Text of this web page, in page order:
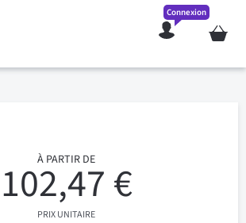
Mon
Connexion
À PARTIR DE
102,47 €
PRIX UNITAIRE